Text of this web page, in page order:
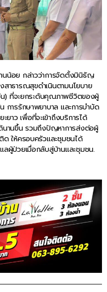
นน้อย กล่าวว่าการจัดตั้งมินิธัญ
สาธารณสุขดำเนินตามนโยบาย
) ที่จะยกระดับคุณภาพชีวิตของผู้
การรักษาพยาบาล และการบำบัด
าว เพื่อที่จะเข้าถึงบริการได้
ด้นานขึ้น รวมถึงปัญหาการส่งต่อผู้
ด ให้ครอบครัวและชุมชนได้
ลผู้ป่วยเมื่อกลับสู่บ้านและชุมชน.